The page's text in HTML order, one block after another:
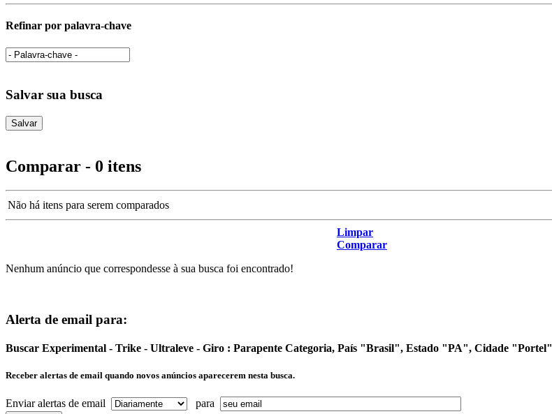
Refinar por palavra-chave
Salvar sua busca
Comparar - 0 itens
Não há itens para serem comparados
Limpar
Comparar
Nenhum anúncio que correspondesse à sua busca foi encontrado!
Alerta de email para:
Buscar Experimental - Trike - Ultraleve - Giro : Parapente Categoria, País "Brasil", Estado "PA", Cidade "Portel"
Receber alertas de email quando novos anúncios aparecerem nesta busca.
Enviar alertas de email para